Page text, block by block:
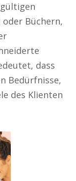
Büchern,
dass
Bedürfnisse,
des Klienten